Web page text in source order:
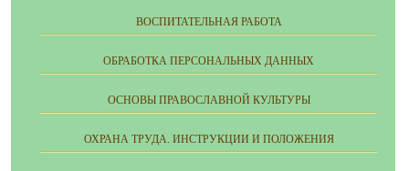
ВОСПИТАТЕЛЬНАЯ РАБОТА
ОБРАБОТКА ПЕРСОНАЛЬНЫХ ДАННЫХ
ОСНОВЫ ПРАВОСЛАВНОЙ КУЛЬТУРЫ
ОХРАНА ТРУДА. ИНСТРУКЦИИ И ПОЛОЖЕНИЯ